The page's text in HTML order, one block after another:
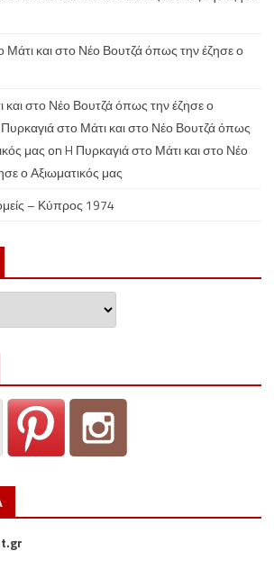
Μάτι και στο Νέο Βουτζά όπως την έζησε ο
και στο Νέο Βουτζά όπως την έζησε ο
στο Μάτι και στο Νέο Βουτζά όπως
μας onH Πυρκαγιά στο Μάτι και στο Νέο
ο Αξιωματικός μας
– Κύπρος 1974